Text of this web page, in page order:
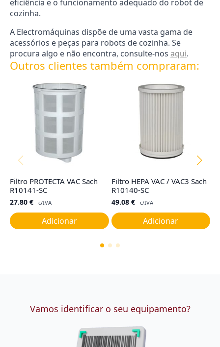
eficiência e o funcionamento adequado do robot de
cozinha.
A Electromáquinas dispõe de uma vasta gama de
acessórios e peças para robots de cozinha. Se
procura algo e não encontra, consulte-nos aqui.
Outros clientes também compraram:
Filtro PROTECTA VAC Sach
R10141-SC
27.80 € c/IVA
Adicionar
Filtro HEPA VAC / VAC3 Sach
R10140-SC
49.08 € c/IVA
Adicionar
Vamos identificar o seu equipamento?